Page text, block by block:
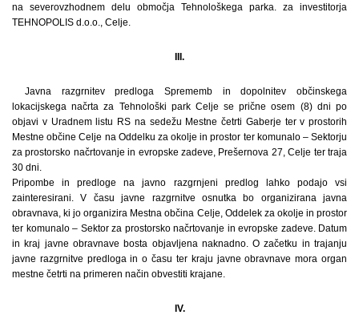
na severovzhodnem delu območja Tehnološkega parka. za investitorja
TEHNOPOLIS d.o.o., Celje.
III.
Javna razgrnitev predloga Sprememb in dopolnitev občinskega
lokacijskega načrta za Tehnološki park Celje se prične osem (8) dni po
objavi v Uradnem listu RS na sedežu Mestne četrti Gaberje ter v prostorih
Mestne občine Celje na Oddelku za okolje in prostor ter komunalo – Sektorju
za prostorsko načrtovanje in evropske zadeve, Prešernova 27, Celje ter traja
30 dni.
Pripombe in predloge na javno razgrnjeni predlog lahko podajo vsi
zainteresirani. V času javne razgrnitve osnutka bo organizirana javna
obravnava, ki jo organizira Mestna občina Celje, Oddelek za okolje in prostor
ter komunalo – Sektor za prostorsko načrtovanje in evropske zadeve. Datum
in kraj javne obravnave bosta objavljena naknadno. O začetku in trajanju
javne razgrnitve predloga in o času ter kraju javne obravnave mora organ
mestne četrti na primeren način obvestiti krajane.
IV.